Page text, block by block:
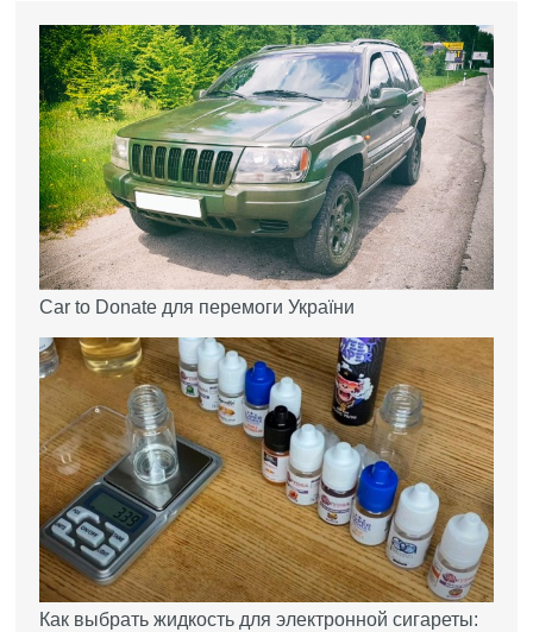
Car to Donate для перемоги України
Как выбрать жидкость для электронной сигареты: